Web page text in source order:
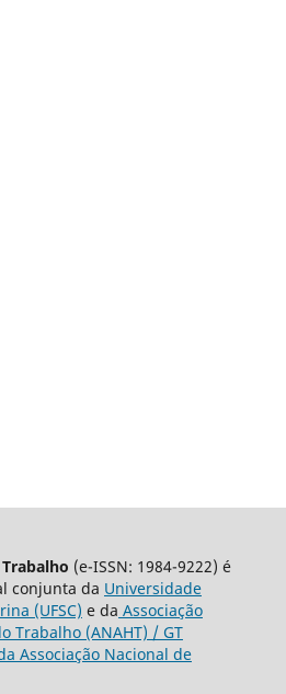
(e-ISSN: 1984-9222) é
conjunta da Universidade
(UFSC) e da Associação
Trabalho (ANAHT) / GT
Associação Nacional de